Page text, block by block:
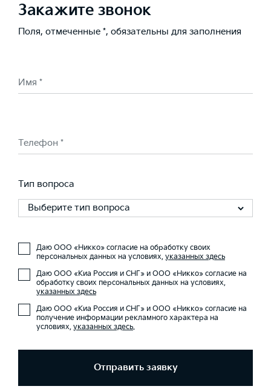
Закажите звонок
Поля, отмеченные *, обязательны для заполнения
Имя *
Телефон *
Тип вопроса
Выберите тип вопроса
Даю ООО «Никко» согласие на обработку своих
персональных данных на условиях, указанных здесь
Даю ООО «Киа Россия и СНГ» и ООО «Никко» согласие на
обработку своих персональных данных на условиях,
указанных здесь
Даю ООО «Киа Россия и СНГ» и ООО «Никко» согласие на
получение информации рекламного характера на
условиях, указанных здесь.
Отправить заявку